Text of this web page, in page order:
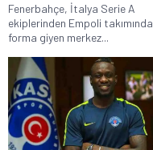
Fenerbahçe, İtalya Serie A
ekiplerinden Empoli takımında
forma giyen merkez...